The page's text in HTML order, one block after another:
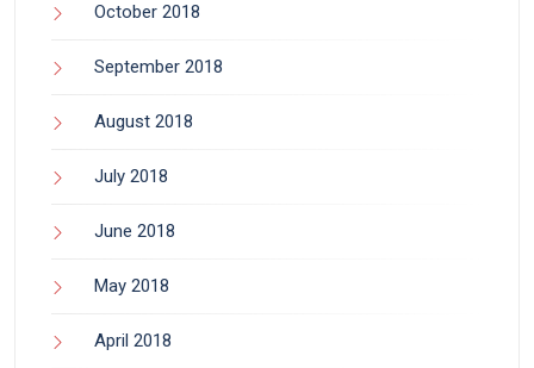
October 2018
September 2018
August 2018
July 2018
June 2018
May 2018
April 2018